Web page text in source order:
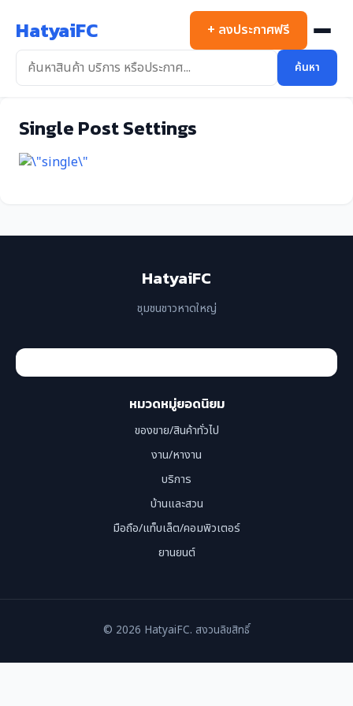
เนื้อหา
HatyaiFC
ค้นหา
+ ลงประกาศฟรี
Single Post Settings
HatyaiFC
ชุมชนชาวหาดใหญ่
หมวดหมู่ยอดนิยม
ของขาย/สินค้าทั่วไป
งาน/หางาน
บริการ
บ้านและสวน
มือถือ/แท็บเล็ต/คอมพิวเตอร์
ยานยนต์
© 2026 HatyaiFC. สงวนลิขสิทธิ์